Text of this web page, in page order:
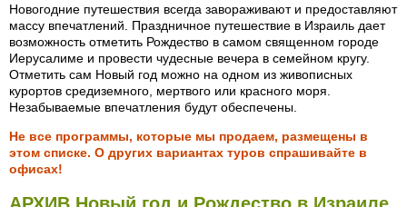
Новогодние путешествия всегда завораживают и предоставляют
массу впечатлений. Праздничное путешествие в Израиль дает
возможность отметить Рождество в самом священном городе
Иерусалиме и провести чудесные вечера в семейном кругу.
Отметить сам Новый год можно на одном из живописных
курортов средиземного, мертвого или красного моря.
Незабываемые впечатления будут обеспечены.
Не все программы, которые мы продаем, размещены в
этом списке. О других вариантах туров спрашивайте в
офисах!
АРХИВ Новый год и Рождество в Израиле